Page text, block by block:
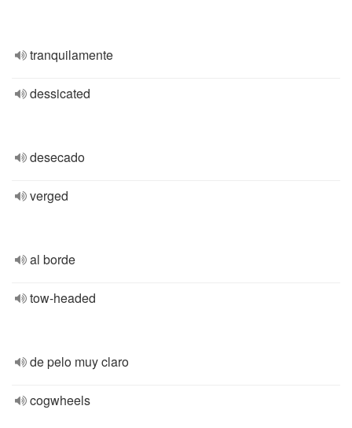
tranquilamente
dessicated
desecado
verged
al borde
tow-headed
de pelo muy claro
cogwheels